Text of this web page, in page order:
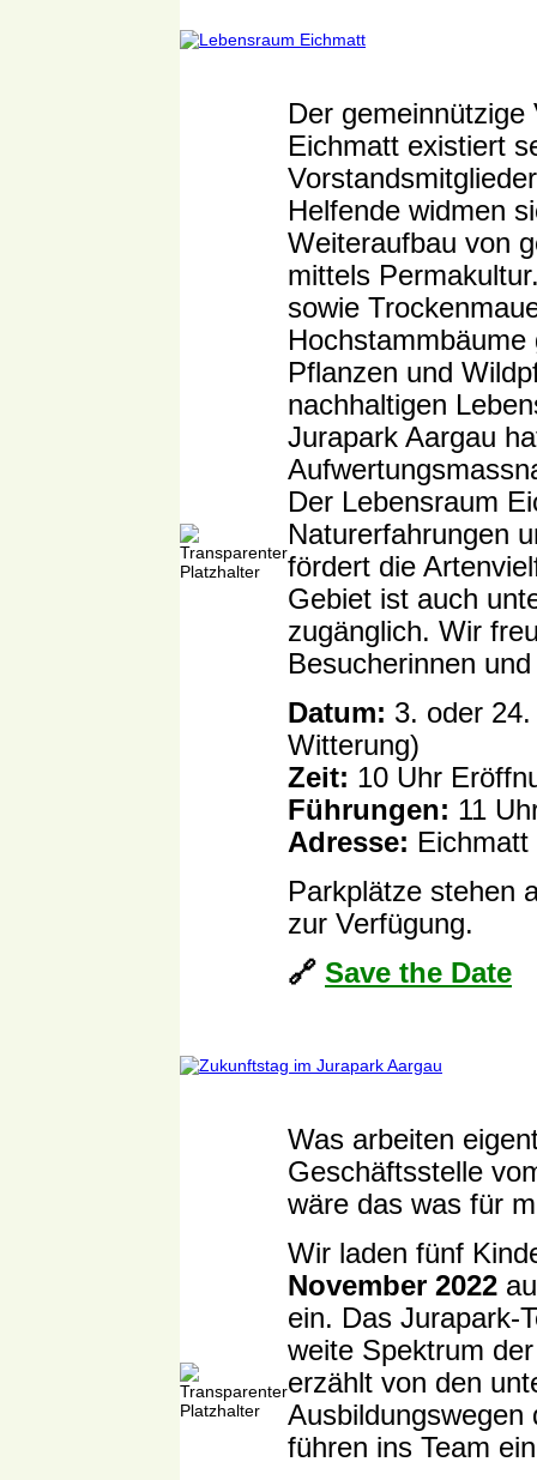
Der gemeinnützige
Eichmatt existiert
Helfende widmen
Weiteraufbau von
mittels
sowie
Pflanzen und
nachhaltigen
Jurapark Aargau
Der Lebensraum
Naturerfahrungen
fördert die
Gebiet ist auch
zugänglich. Wir
Besucherinnen
Datum: 3. oder
Witterung)
Zeit: 10 Uhr
Führungen: 11
Adresse:
Parkplätze stehen
zur Verfügung.
🔗 Save the Date
Was arbeiten
Geschäftsstelle
wäre das was für
Wir laden fünf
November 2022
ein. Das Jurapark-
weite Spektrum
erzählt von den
Ausbildungswegen
führen ins Team